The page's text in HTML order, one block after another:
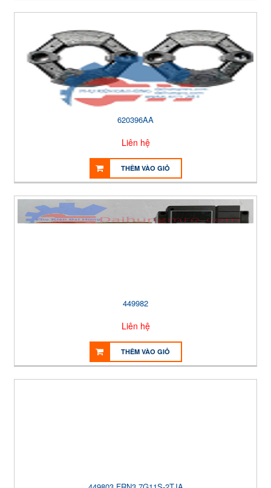
620396AA
Liên hệ
THÊM VÀO GIỎ
449982
Liên hệ
THÊM VÀO GIỎ